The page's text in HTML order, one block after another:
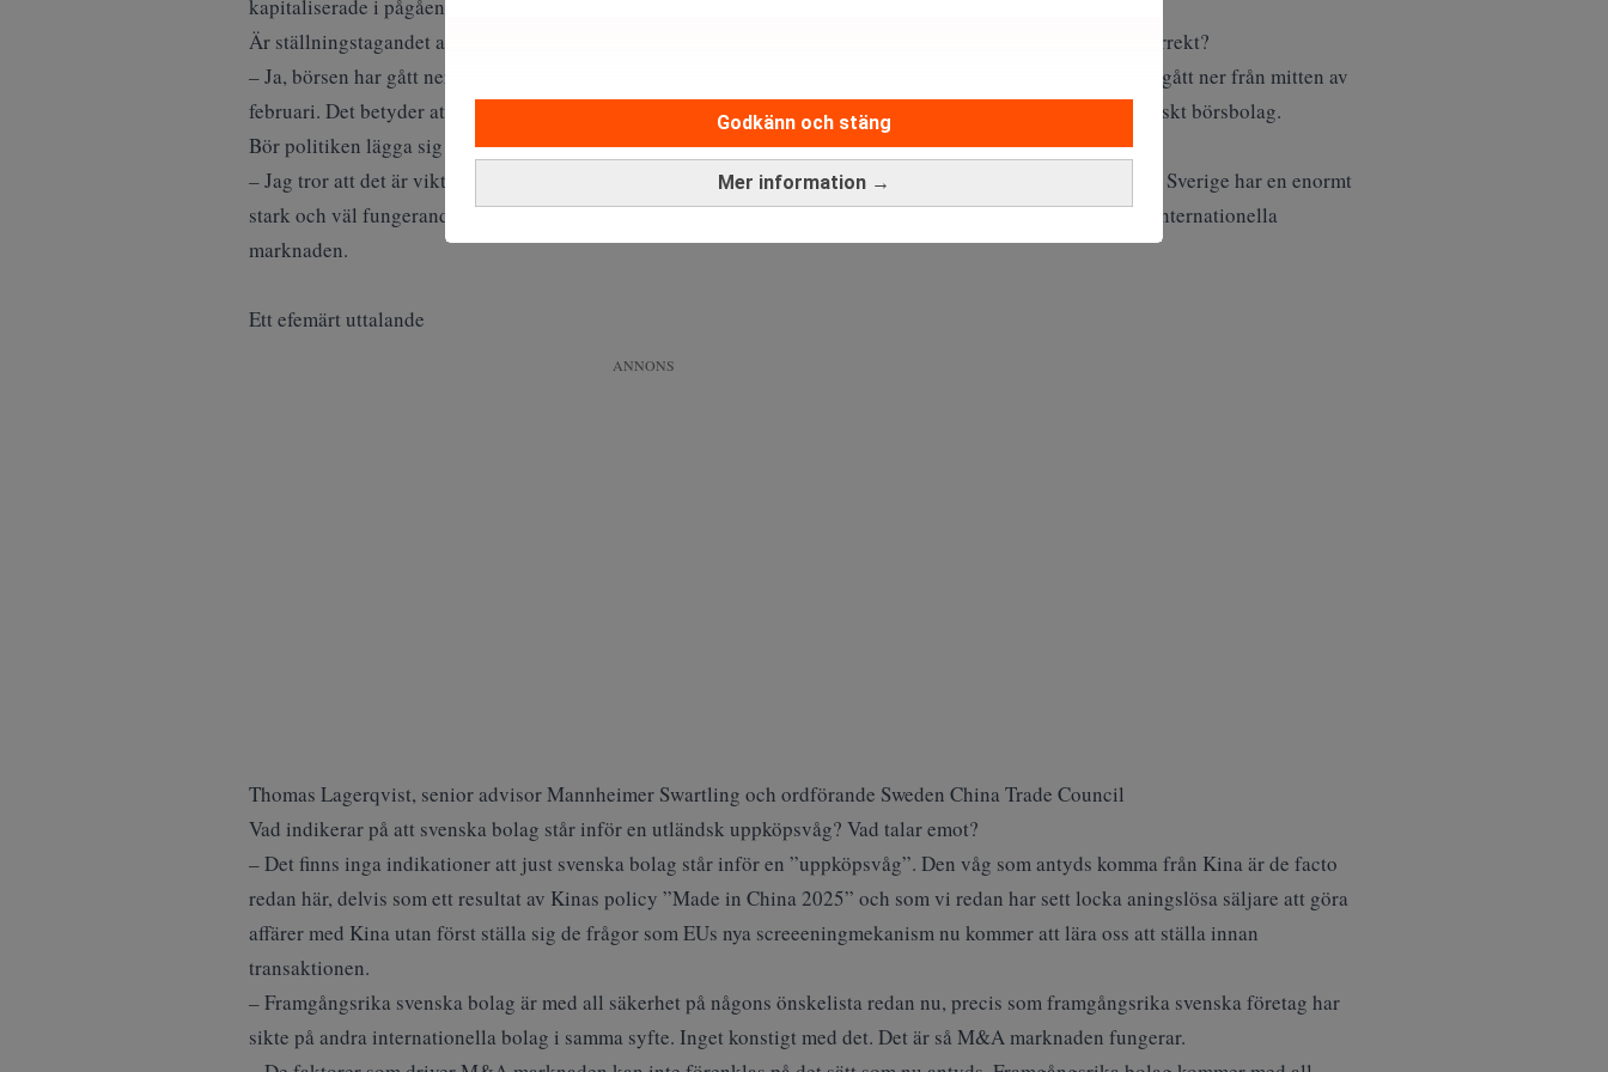
Mer information →
Godkänn och stäng
kapitaliserade i pågående kris och det kan vara en styrka när marknaderna kommer igång igen.
Är ställningstagandet att “Det har aldrig varit billigare för utländska investerare att köpa svenska bolag”, korrekt?
– Ja, börsen har gått ner, men det är inte bara svenska bolag och branscher som är drabbade. Alla börser har gått ner från mitten av
februari. Det betyder att relativt sett har det inte förändrat sig något och det är inte billigare att köpa ett svenskt börsbolag.
Bör politiken lägga sig i dessa affärer?
– Jag tror att det är viktigt att kapitalmarknaderna bestämmer utvecklingen på börserna och inte politikerna. Sverige har en enormt
stark och väl fungerande kapitalmarknad och detta kommer leda till framgångar för svensk industri på den internationella
marknaden.
Ett efemärt uttalande
ANNONS
Thomas Lagerqvist, senior advisor Mannheimer Swartling och ordförande Sweden China Trade Council
Vad indikerar på att svenska bolag står inför en utländsk uppköpsvåg? Vad talar emot?
– Det finns inga indikationer att just svenska bolag står inför en ”uppköpsvåg”. Den våg som antyds komma från Kina är de facto
redan här, delvis som ett resultat av Kinas policy ”Made in China 2025” och som vi redan har sett locka aningslösa säljare att göra
affärer med Kina utan först ställa sig de frågor som EUs nya screeeningmekanism nu kommer att lära oss att ställa innan
transaktionen.
– Framgångsrika svenska bolag är med all säkerhet på någons önskelista redan nu, precis som framgångsrika svenska företag har
sikte på andra internationella bolag i samma syfte. Inget konstigt med det. Det är så M&A marknaden fungerar.